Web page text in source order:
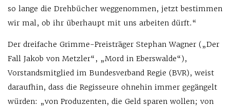
so lange die Drehbücher weggenommen, jetzt bestimmen
wir mal, ob ihr überhaupt mit uns arbeiten dürft.“
Der dreifache Grimme-Preisträger Stephan Wagner („Der
Fall Jakob von Metzler“, „Mord in Eberswalde“),
Vorstandsmitglied im Bundesverband Regie (BVR), weist
daraufhin, dass die Regisseure ohnehin immer gegängelt
würden: „von Produzenten, die Geld sparen wollen; von